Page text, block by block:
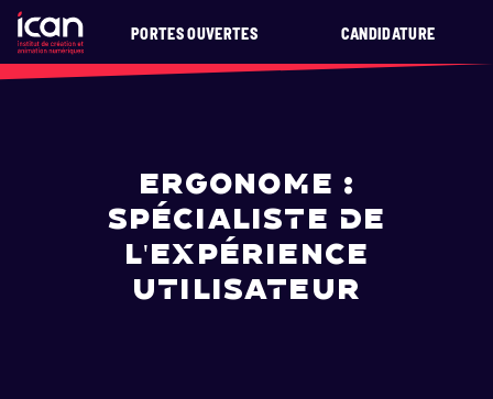
PORTES OUVERTES CANDIDATURE
ERGONOME :
SPÉCIALISTE DE
L'EXPÉRIENCE
UTILISATEUR